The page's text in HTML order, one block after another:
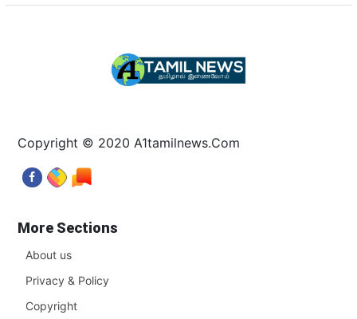
Copyright © 2020 A1tamilnews.Com
More Sections
About us
Privacy & Policy
Copyright